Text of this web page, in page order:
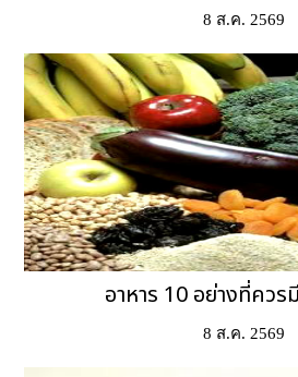
8 ส.ค. 2569
อาหาร 10 อย่างที่ควร
8 ส.ค. 2569